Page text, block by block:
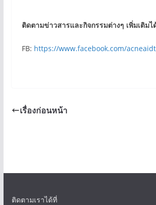
ติดตามข่าวสารและกิจกรรมต่างๆ เพิ่มเติมไ
FB: https://www.facebook.com/
เรื่องก่อนหน้า
ติดตามเราได้ที่